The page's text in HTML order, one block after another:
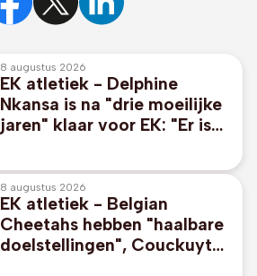
8 augustus 2026
EK atletiek - Delphine
Nkansa is na "drie moeilijke
jaren" klaar voor EK: "Er is
8 augustus 2026
EK atletiek - Belgian
Cheetahs hebben "haalbare
doelstellingen", Couckuyt